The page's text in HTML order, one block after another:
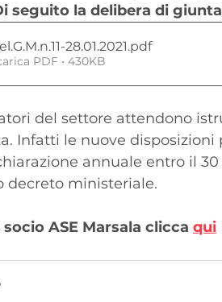
seguito la delibera di giunta
28.01.2021.pdf
PDF • 430KB
del settore attendono
Infatti le nuove
annuale entro il
decreto ministeriale.
ASE Marsala clicca qui